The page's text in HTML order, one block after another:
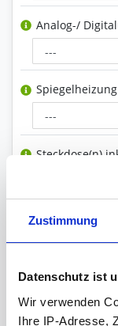
Zustimmung
Datenschutz ist
Wir verwenden
Ihre IP-Adresse,
Analog-/
Spiegelheizung
Steckdose(n)
Schminkspiegel
Bluetooth